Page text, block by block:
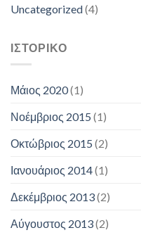
Uncategorized(4)
ΙΣΤΟΡΙΚΌ
Μάιος 2020(1)
Νοέμβριος 2015 (1)
Οκτώβριος 2015 (2)
Ιανουάριος 2014(1)
Δεκέμβριος 2013(2)
Αύγουστος 2013(2)